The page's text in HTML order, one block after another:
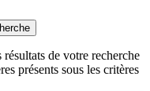
de votre recherche
présents sous les critères